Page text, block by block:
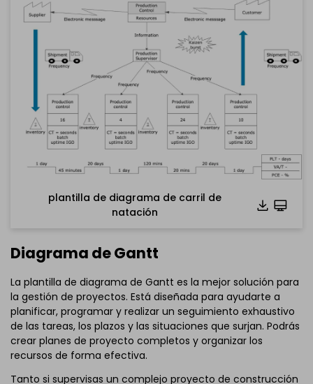
Haz clic para descargar y utilizar esta plantilla.
El archivoeddxdebe abrirse en EdrawMax.
EdrawMaxgratis
desde el enlace que se encuentra
a continuación.
También puedes probarEdrawMax en línea
gratis desde
Si aún no lo tienes, puedes descargar
EdrawMaxgratis
desde el enlace que se encuentra
a continuación.
También puedes probarEdrawMax en línea
gratis desde
el enlace que se encuentra
a continuación.
plantilla de diagrama de carril de
natación
Diagrama de Gantt
La plantilla de diagrama de Gantt es la mejor solución para
la gestión de proyectos. Está diseñada para ayudarte a
planificar, programar y realizar un seguimiento exhaustivo
de las tareas, los plazos y las situaciones que surjan. Podrás
crear planes de proyecto completos y organizar los
recursos de forma efectiva.
Tanto si supervisas un complejo proyecto de construcción